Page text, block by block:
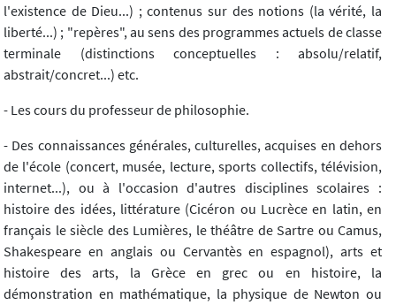
l'existence de Dieu...) ; contenus sur des notions (la vérité, la
liberté...) ; "repères", au sens des programmes actuels de classe
terminale (distinctions conceptuelles : absolu/relatif,
abstrait/concret...) etc.
- Les cours du professeur de philosophie.
- Des connaissances générales, culturelles, acquises en dehors
de l'école (concert, musée, lecture, sports collectifs, télévision,
internet...), ou à l'occasion d'autres disciplines scolaires :
histoire des idées, littérature (Cicéron ou Lucrèce en latin, en
français le siècle des Lumières, le théâtre de Sartre ou Camus,
Shakespeare en anglais ou Cervantès en espagnol), arts et
histoire des arts, la Grèce en grec ou en histoire, la
démonstration en mathématique, la physique de Newton ou